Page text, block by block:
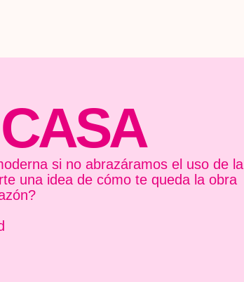
si no abrazáramos el uso de la
una idea de cómo te queda la obra